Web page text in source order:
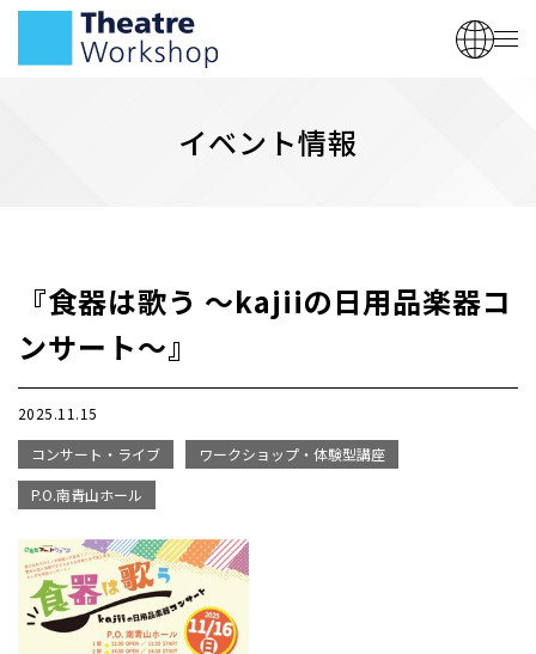
イベント情報
『食器は歌う ～kajiiの日用品楽器コ
ンサート～』
2025.11.15
コンサート・ライブ
ワークショップ・体験型講座
P.O.南青山ホール